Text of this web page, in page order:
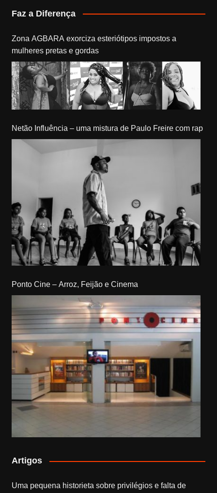
Faz a Diferença
Zona AGBARA exorciza esteriótipos impostos a
mulheres pretas e gordas
Netão Influência – uma mistura de Paulo Freire com rap
Ponto Cine – Arroz, Feijão e Cinema
Artigos
Uma pequena historieta sobre privilégios e falta de